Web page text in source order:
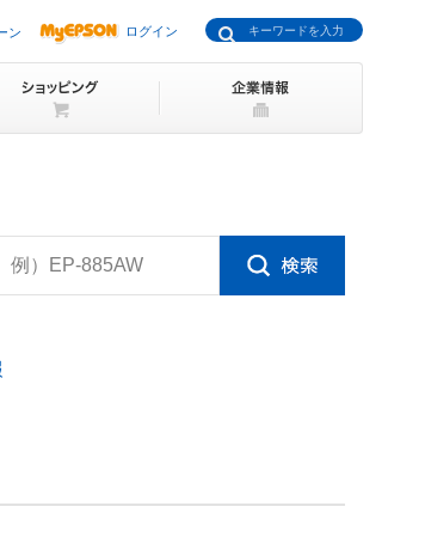
ン ログイン
例）EP-885AW